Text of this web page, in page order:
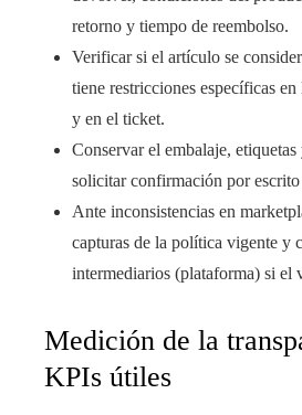
retorno y tiempo de reembolso.
Verificar si el artículo se
tiene restricciones específicas
y en el ticket.
Conservar el embalaje,
solicitar confirmación por
Ante inconsistencias en
capturas de la política vigente y
intermediarios (plataforma) si el
Medición de la
KPIs útiles